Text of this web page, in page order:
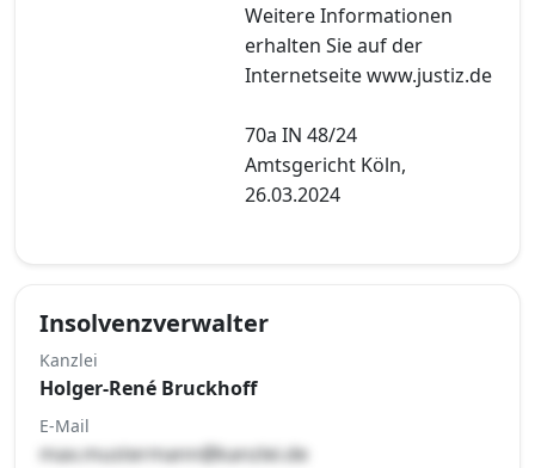
Weitere Informationen
erhalten Sie auf der
Internetseite www.justiz.de
70a IN 48/24
Amtsgericht Köln,
26.03.2024
Insolvenzverwalter
Kanzlei
Holger-René Bruckhoff
E-Mail
max.mustermann@kanzlei.de